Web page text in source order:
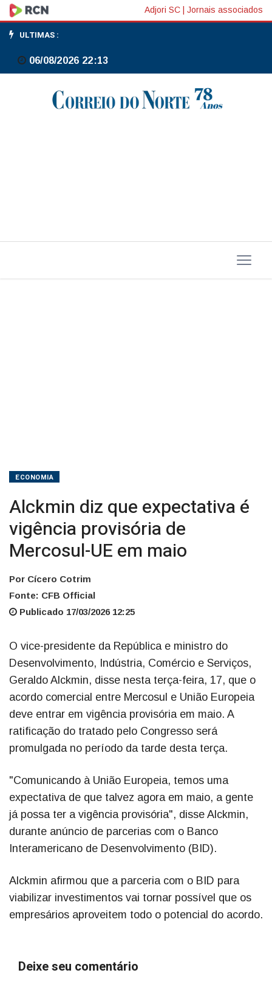
Alckmin
diz
que
expectativa
UE
Adjori SC Jornais associados
ULTIMAS :
06/08/2026 22:13
ECONOMIA
Alckmin diz que expectativa é
vigência provisória de
Mercosul-UE em maio
Por Cícero Cotrim
Fonte: CFB Official
Publicado 17/03/2026 12:25
O vice-presidente da República e ministro do
Desenvolvimento, Indústria, Comércio e Serviços,
Geraldo Alckmin, disse nesta terça-feira, 17, que o
acordo comercial entre Mercosul e União Europeia
deve entrar em vigência provisória em maio. A
ratificação do tratado pelo Congresso será
promulgada no período da tarde desta terça.
"Comunicando à União Europeia, temos uma
expectativa de que talvez agora em maio, a gente
já possa ter a vigência provisória", disse Alckmin,
durante anúncio de parcerias com o Banco
Interamericano de Desenvolvimento (BID).
Alckmin afirmou que a parceria com o BID para
viabilizar investimentos vai tornar possível que os
empresários aproveitem todo o potencial do acordo.
Deixe seu comentário